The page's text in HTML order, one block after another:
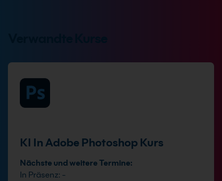
KI In Adobe Photoshop Kurs
Nächste und weitere Termine:
In Präsenz: -